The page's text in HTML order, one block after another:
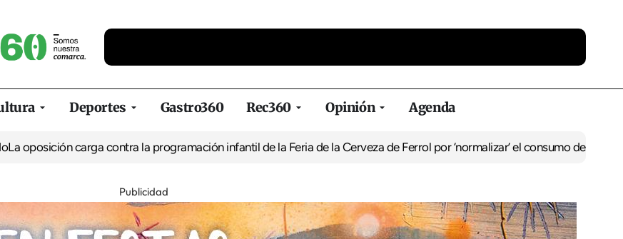
Deportes Gastro360 Rec360 Opinión Agenda
carga contra la programación infantil de la Feria de la Cerveza de Ferrol por ‘normalizar’ el consumo de alcoholDe
Publicidad